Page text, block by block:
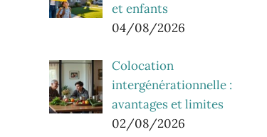
et enfants
04/08/2026
Colocation
intergénérationnelle :
avantages et limites
02/08/2026